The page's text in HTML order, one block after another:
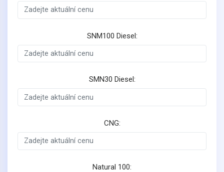
SNM100 Diesel:
SMN30 Diesel:
CNG:
Natural 100: